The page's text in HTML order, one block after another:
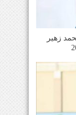
زهير